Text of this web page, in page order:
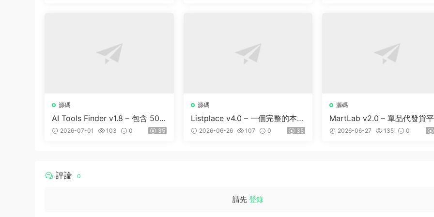
源碼
AI Tools Finder v1.8 – 包含 500
0 多種工具、訂閱、廣告和聯盟
2026-07-01 103 0 35
源碼
Listplace v4.0 – 一個完整的本地
商家名錄平台
2026-06-26 107 0 35
源碼
MartLab v2.0 – 單品代發貨
2026-06-27 135 0
評論 0
請先 登錄